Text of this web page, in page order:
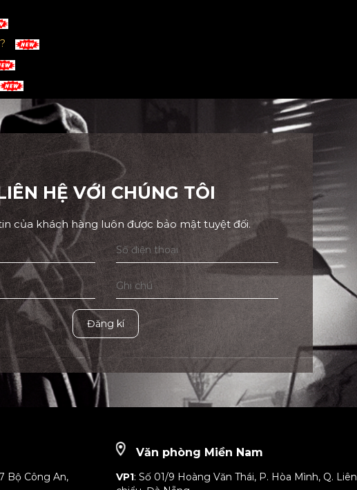
HỆ VỚI CHÚNG TÔI
của khách hàng luôn được bảo mật tuyệt đối.
Đăng kí
Bộ Công An,
Văn phòng Miền Nam
VP1: Số 01/9 Hoàng Văn Thái, P. Hòa Mình, Q. Liên